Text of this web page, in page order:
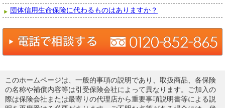
団体信用生命保険に代わるものはありますか？
このホームページは、一般的事項の説明であり、取扱商品、各保険
の名称や補償内容等は引受保険会社によって異なります。ご加入の
際は保険会社または最寄りの代理店から重要事項説明書等による説